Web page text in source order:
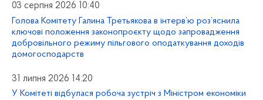
03 серпня 2026 10:40
Голова Комітету Галина Третьякова в інтерв’ю роз’яснила
ключові положення законопроєкту щодо запровадження
добровільного режиму пільгового оподаткування доходів
домогосподарств
31 липня 2026 14:20
У Комітеті відбулася робоча зустріч з Міністром економіки